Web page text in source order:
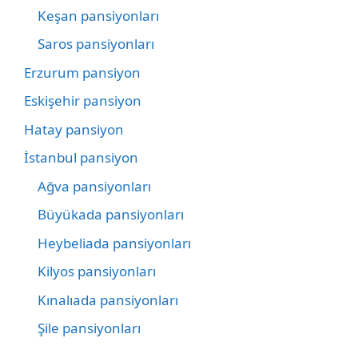
Keşan pansiyonları
Saros pansiyonları
Erzurum pansiyon
Eskişehir pansiyon
Hatay pansiyon
İstanbul pansiyon
Ağva pansiyonları
Büyükada pansiyonları
Heybeliada pansiyonları
Kilyos pansiyonları
Kınalıada pansiyonları
Şile pansiyonları